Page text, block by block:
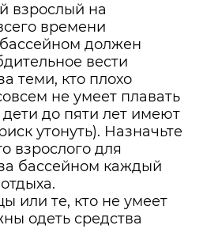
взрослый на
времени
должен
вести
теми, кто плохо
не умеет плавать
дети до пяти лет имеют
утонуть). Назначьте
взрослого для
бассейном каждый
или те, кто не умеет
одеть средства